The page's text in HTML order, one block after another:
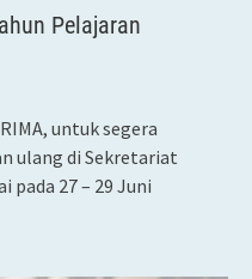
Pelajaran
untuk segera
ulang di Sekretariat
pada 27 – 29 Juni